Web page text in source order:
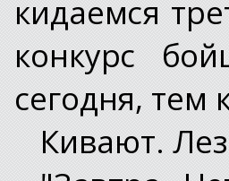
кидаемся
конкурс
сегодня, тем
Кивают.